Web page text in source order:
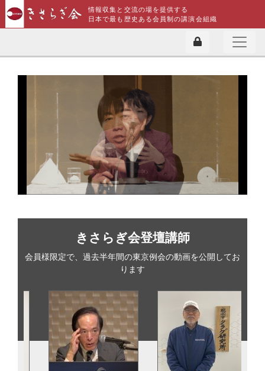
情報収集と交流の場を提供する
日本で最も歴史ある会員制の講演会組織
きさらぎ会登壇講師
会員様限定で、過去半年間の東京例会の動画を公開してお
ります